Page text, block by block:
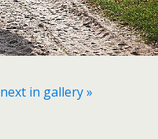
next in gallery »